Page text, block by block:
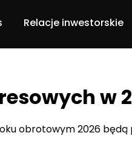
Historia
Projekt ABM
Relacje inwestorskie
w
obrotowym 2026